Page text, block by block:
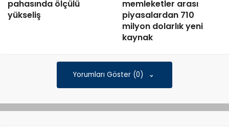
pahasında ölçülü
yükseliş
memleketler arası
piyasalardan 710
milyon dolarlık yeni
kaynak
Yorumları Göster (0)